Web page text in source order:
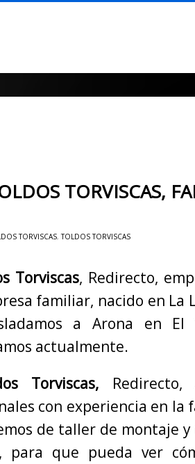
TORVISCAS,
TORVISCAS,TOLDOS TORVISCAS
Torviscas, Redirecto,
familiar, nacido en La
a Arona en El
actualmente.
Torviscas,
con experiencia en
de taller de montaje
para que pueda ver